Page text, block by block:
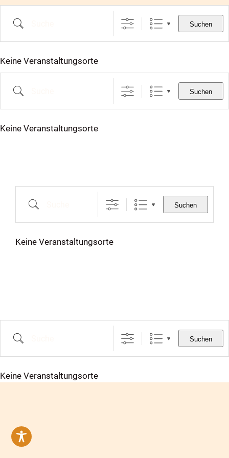
Skip
content
Suche
Suchen
Keine Veranstaltungsorte
Suche
Suchen
Keine Veranstaltungsorte
Suche
Suchen
Keine Veranstaltungsorte
Suche
Suchen
Keine Veranstaltungsorte